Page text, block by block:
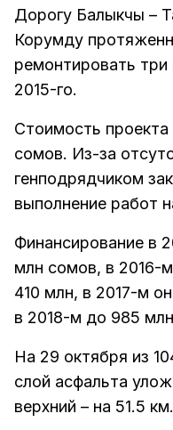
Дорогу Балыкчы –
Корумду
ремонтировать три
2015-го.
Стоимость
сомов. Из-за
генподрядчиком
выполнение работ
Финансирование в
млн сомов, в 2016-
410 млн, в 2017-м
в 2018-м до 985
На 29 октября из
слой асфальта
верхний – на 51.5 км.